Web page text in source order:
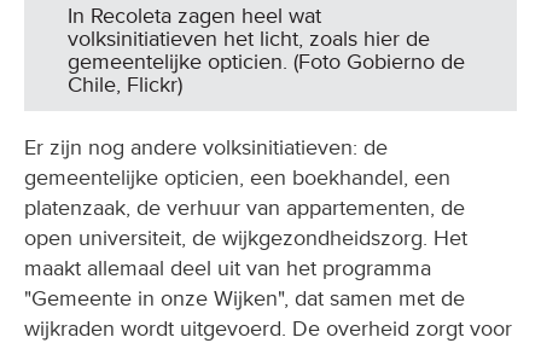
In Recoleta zagen heel wat
volksinitiatieven het licht, zoals hier de
gemeentelijke opticien. (Foto Gobierno de
Chile, Flickr)
Er zijn nog andere volksinitiatieven: de
gemeentelijke opticien, een boekhandel, een
platenzaak, de verhuur van appartementen, de
open universiteit, de wijkgezondheidszorg. Het
maakt allemaal deel uit van het programma
"Gemeente in onze Wijken", dat samen met de
wijkraden wordt uitgevoerd. De overheid zorgt voor